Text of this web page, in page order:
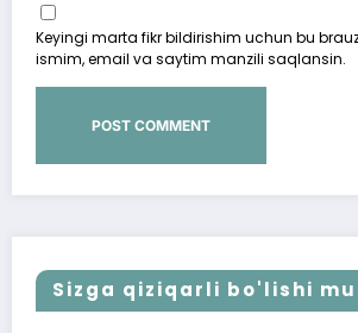
Keyingi marta fikr bildirishim uchun bu
ismim, email va saytim manzili saqlansin.
Sizga qiziqarli bo'lishi